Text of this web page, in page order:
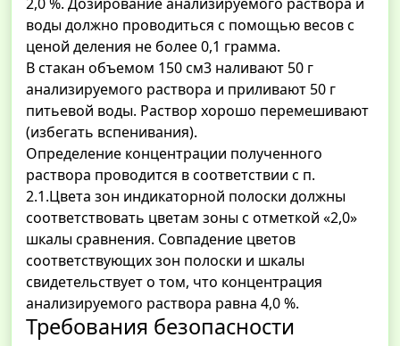
2,0 %. Дозирование анализируемого раствора и
воды должно проводиться с помощью весов с
ценой деления не более 0,1 грамма.
В стакан объемом 150 см3 наливают 50 г
анализируемого раствора и приливают 50 г
питьевой воды. Раствор хорошо перемешивают
(избегать вспенивания).
Определение концентрации полученного
раствора проводится в соответствии с п.
2.1.Цвета зон индикаторной полоски должны
соответствовать цветам зоны с отметкой «2,0»
шкалы сравнения. Совпадение цветов
соответствующих зон полоски и шкалы
свидетельствует о том, что концентрация
анализируемого раствора равна 4,0 %.
Требования безопасности